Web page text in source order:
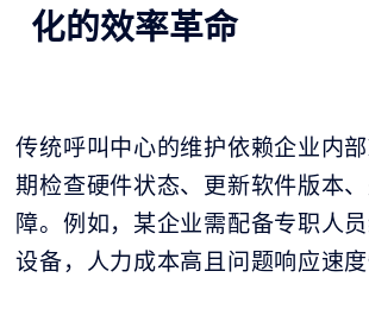
化的效率革命
传统呼叫中心的维护依赖企业内
期检查硬件状态、更新软件版本
障。例如，某企业需配备专职人
设备，人力成本高且问题响应速度